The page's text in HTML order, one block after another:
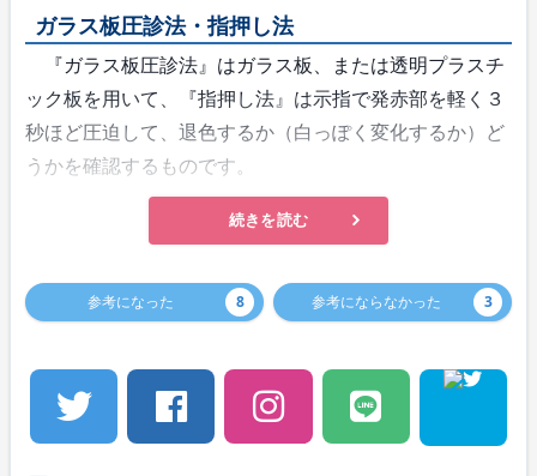
ガラス板圧診法・指押し法
『ガラス板圧診法』はガラス板、または透明プラスチ
ック板を用いて、『指押し法』は示指で発赤部を軽く３
秒ほど圧迫して、退色するか（白っぽく変化するか）ど
うかを確認するものです。
続きを読む
参考になった 8 参考にならなかった 3